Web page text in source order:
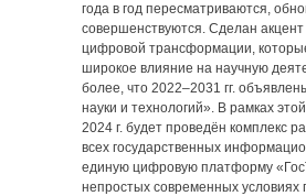
года в год пересматриваются,
совершенствуются. Сделан
цифровой трансформации,
широкое влияние на научную
более, что 2022‒2031 гг.
науки и технологий». В рамках
2024 г. будет проведён комплекс
всех государственных
единую цифровую платформу
непростых современных условиях